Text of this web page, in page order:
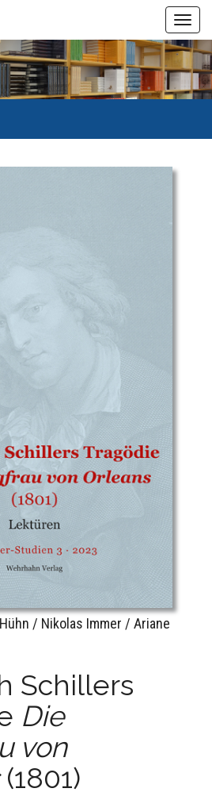
/ Nikolas Immer / Ariane
Schillers
Die
von
(1801)